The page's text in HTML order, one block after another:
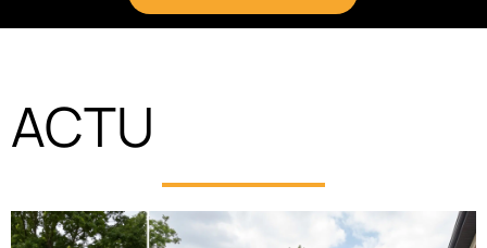
A
R
T
I
ACTU